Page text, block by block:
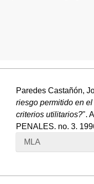
Paredes Castañón,
riesgo permitido en
criterios utilitarios?".
PENALES. no. 3.
MLA